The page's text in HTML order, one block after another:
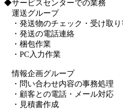
◆サービスセンターでの業務
運送グループ
・発送物のチェック・受け取り
・発送の電話連絡
・梱包作業
・PC入力作業
情報企画グループ
・問い合わせ内容の事務処理
・顧客との電話・メール対応
・見積書作成